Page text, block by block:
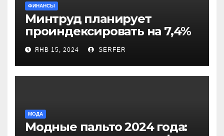
ФИНАНСЫ
Минтруд планирует
проиндексировать на 7,4%
более 40 выплат и
компенсаций
ЯНВ 15, 2024 SERFER
МОДА
Модные пальто 2024 года: